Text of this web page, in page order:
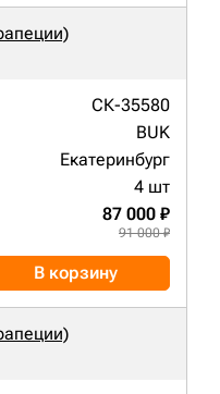
СК-35580
BUK
Екатеринбург
4 шт
87 000 ₽
91 000 ₽
В корзину